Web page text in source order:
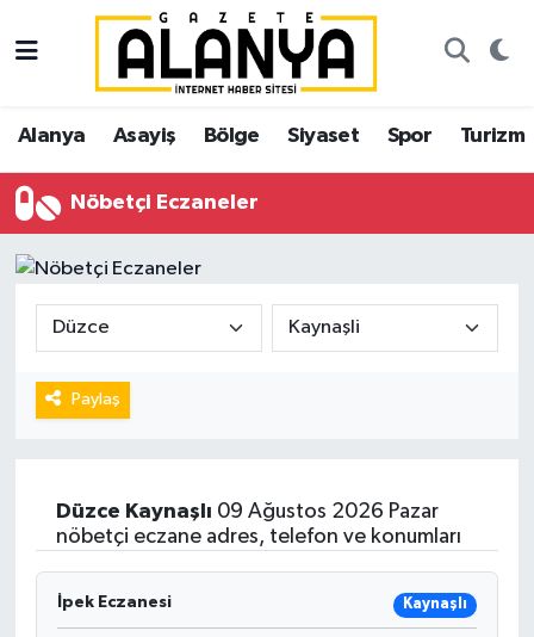
Alanya Asayiş Bölge Siyaset Spor Turizm
Nöbetçi Eczaneler
Paylaş
Düzce Kaynaşlı 09 Ağustos 2026 Pazar
nöbetçi eczane adres, telefon ve konumları
İpek Eczanesi Kaynaşlı
Alanya
Asayiş
Bölge
Siyaset
Spor
Turizm
Gazipaşa
İstanbul Nöbetçi Eczaneler
İstanbul Hava Durumu
İstanbul Trafik Yoğunluk Haritası
Süper Lig Puan Durumu ve Fikstür
Tüm Manşetler
Son Dakika Haberleri